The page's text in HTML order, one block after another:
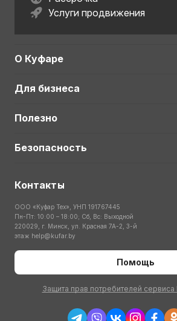
Услуги продвижения
О Куфаре
Для бизнеса
Полезно
Безопасность
Контакты
ООО «Куфар Тех», УНП 191767445
Пн-Пт: 10:00 – 18:00; Сб, Вс: Выходной
220029, г. Минск, ул. Красная 7А-2, 3-й
этаж help@kufar.by
Помощь
Защита прав потребителей